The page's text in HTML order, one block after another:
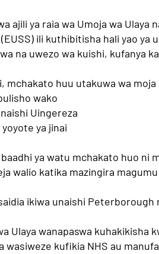
ajili ya raia wa Umoja wa Ulaya
ili kuthibitisha hali yao
na uwezo wa kuishi, kufanya
mchakato huu utakuwa wa
wako
Uingereza
ya jinai
ya watu mchakato huo ni
walio katika mazingira
ikiwa unaishi Peterborough
Ulaya wanapaswa kuhakikisha
wasiweze kufikia NHS au